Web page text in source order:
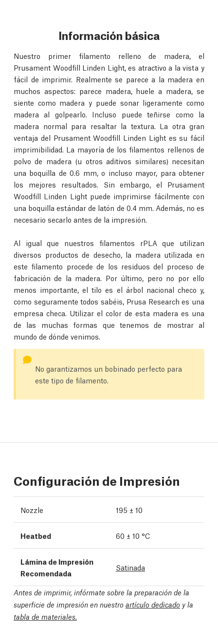
Información básica
Nuestro primer filamento relleno de madera, el
Prusament Woodfill Linden Light, es atractivo a la vista y
fácil de imprimir. Realmente se parece a la madera en
muchos aspectos: parece madera, huele a madera, se
siente como madera y puede sonar ligeramente como
madera al golpearlo. Incluso puede teñirse como la
madera normal para resaltar la textura. La otra gran
ventaja del Prusament Woodfill Linden Light es su fácil
imprimibilidad. La mayoría de los filamentos rellenos de
polvo de madera (u otros aditivos similares) necesitan
una boquilla de 0.6 mm, o incluso mayor, para obtener
los mejores resultados. Sin embargo, el Prusament
Woodfill Linden Light puede imprimirse fácilmente con
una boquilla estándar de latón de 0.4 mm. Además, no es
necesario secarlo antes de la impresión.
Al igual que nuestros filamentos rPLA que utilizan
diversos productos de desecho, la madera utilizada en
este filamento procede de los residuos del proceso de
fabricación de la madera. Por último, pero no por ello
menos importante, el tilo es el árbol nacional checo y,
como seguramente todos sabéis, Prusa Research es una
empresa checa. Utilizar el color de esta madera es una
de las muchas formas que tenemos de mostrar al
mundo de dónde venimos.
No garantizamos un bobinado perfecto para
este tipo de filamento.
Configuración de Impresión
Nozzle 195 ± 10
Heatbed 60 ± 10 °C
Lámina de Impresión
Recomendada
Satinada
Antes de imprimir, infórmate sobre la preparación de la
superficie de impresión en nuestro artículo dedicado y la
tabla de materiales.